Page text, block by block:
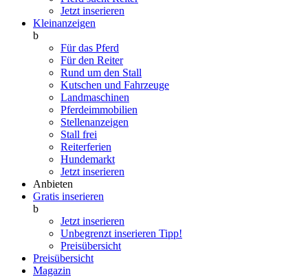
Jetzt inserieren
Kleinanzeigen
b
Für das Pferd
Für den Reiter
Rund um den Stall
Kutschen und Fahrzeuge
Landmaschinen
Pferdeimmobilien
Stellenanzeigen
Stall frei
Reiterferien
Hundemarkt
Jetzt inserieren
Anbieten
Gratis inserieren
b
Jetzt inserieren
Unbegrenzt inserieren Tipp!
Preisübersicht
Preisübersicht
Magazin